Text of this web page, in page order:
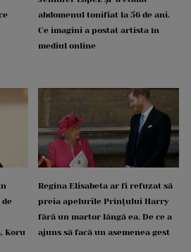
abdomenul tonifiat la 56 de ani.
Ce imagini a postat artista în
mediul online
de
Koru
Regina Elisabeta ar fi refuzat să
preia apelurile Prințului Harry
fără un martor lângă ea. De ce a
ajuns să facă un asemenea gest